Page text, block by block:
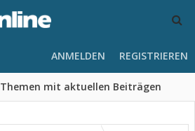
Themen mit aktuellen Beiträgen
ANMELDEN REGISTRIEREN